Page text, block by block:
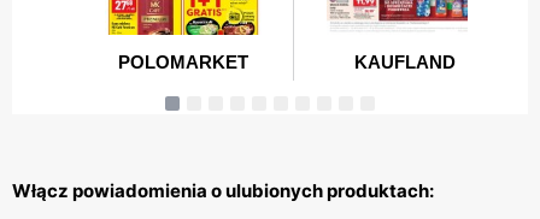
Włącz powiadomienia o ulubionych produktach: